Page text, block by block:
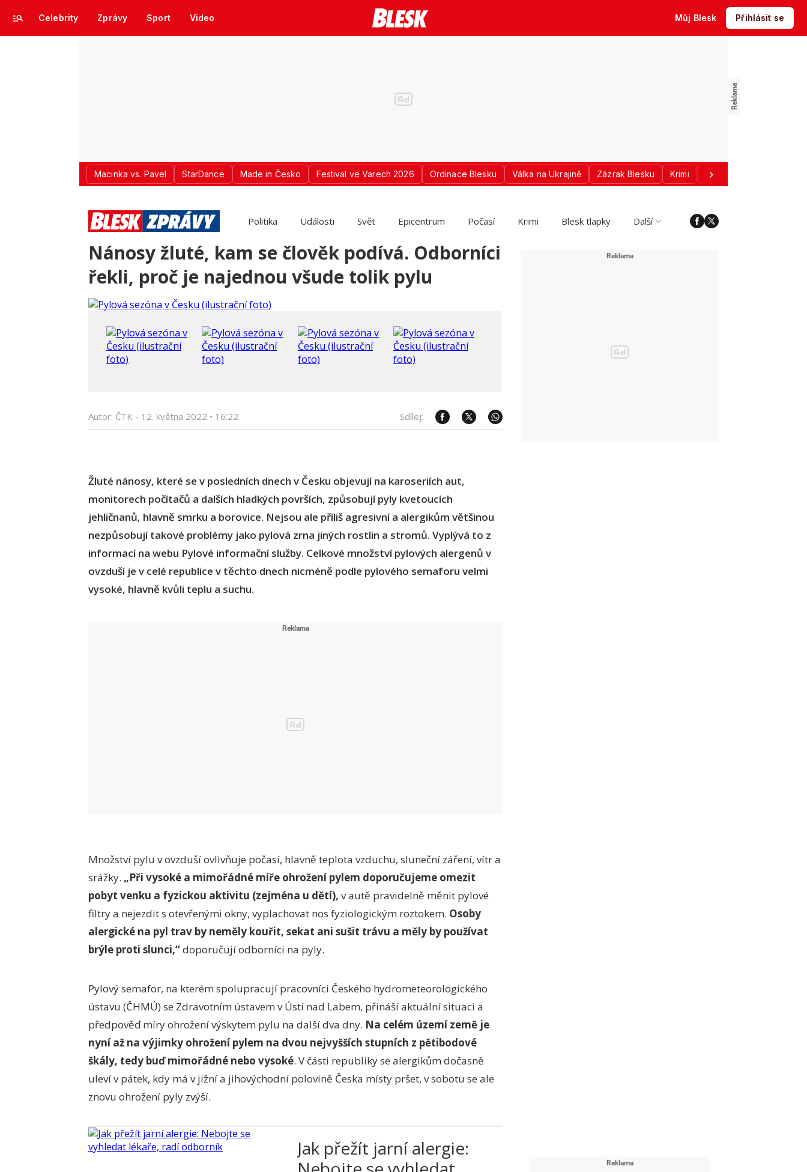
Celebrity Zprávy Sport Video Můj Blesk Přihlásit se
Macinka vs. Pavel StarDance Made in Česko Festival ve Varech 2026 Ordinace Blesku Válka na Ukrajině Zázrak Blesku Krimi Donald Trump
Politika Události Svět Epicentrum Počasí Krimi Blesk tlapky Další
Nánosy žluté, kam se člověk podívá. Odborníci
řekli, proč je najednou všude tolik pylu
Autor: ČTK - 12. května 2022 • 16:22 Sdílej:
Žluté nánosy, které se v posledních dnech v Česku objevují na karoseriích aut,
monitorech počítačů a dalších hladkých površích, způsobují pyly kvetoucích
jehličnanů, hlavně smrku a borovice. Nejsou ale příliš agresivní a alergikům většinou
nezpůsobují takové problémy jako pylová zrna jiných rostlin a stromů. Vyplývá to z
informací na webu Pylové informační služby. Celkové množství pylových alergenů v
ovzduší je v celé republice v těchto dnech nicméně podle pylového semaforu velmi
vysoké, hlavně kvůli teplu a suchu.
Množství pylu v ovzduší ovlivňuje počasí, hlavně teplota vzduchu, sluneční záření, vítr a
srážky. „Při vysoké a mimořádné míře ohrožení pylem doporučujeme omezit
pobyt venku a fyzickou aktivitu (zejména u dětí), v autě pravidelně měnit pylové
filtry a nejezdit s otevřenými okny, vyplachovat nos fyziologickým roztokem. Osoby
alergické na pyl trav by neměly kouřit, sekat ani sušit trávu a měly by používat
brýle proti slunci,“doporučují odborníci na pyly.
Pylový semafor, na kterém spolupracují pracovníci Českého hydrometeorologického
ústavu (ČHMÚ) se Zdravotním ústavem v Ústí nad Labem, přináší aktuální situaci a
předpověď míry ohrožení výskytem pylu na další dva dny. Na celém území země je
nyní až na výjimky ohrožení pylem na dvou nejvyšších stupních z pětibodové
škály, tedy buď mimořádné nebo vysoké. V části republiky se alergikům dočasně
uleví v pátek, kdy má v jižní a jihovýchodní polovině Česka místy pršet, v sobotu se ale
znovu ohrožení pyly zvýší.
Jak přežít jarní alergie: